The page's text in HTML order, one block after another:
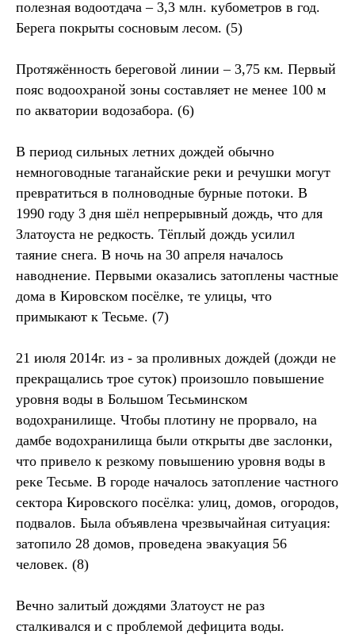
полезная водоотдача – 3,3 млн. кубометров в год.
Берега покрыты сосновым лесом. (5)
Протяжённость береговой линии – 3,75 км. Первый
пояс водоохраной зоны составляет не менее 100 м
по акватории водозабора. (6)
В период сильных летних дождей обычно
немноговодные таганайские реки и речушки могут
превратиться в полноводные бурные потоки. В
1990 году 3 дня шёл непрерывный дождь, что для
Златоуста не редкость. Тёплый дождь усилил
таяние снега. В ночь на 30 апреля началось
наводнение. Первыми оказались затоплены частные
дома в Кировском посёлке, те улицы, что
примыкают к Тесьме. (7)
21 июля 2014г. из - за проливных дождей (дожди не
прекращались трое суток) произошло повышение
уровня воды в Большом Тесьминском
водохранилище. Чтобы плотину не прорвало, на
дамбе водохранилища были открыты две заслонки,
что привело к резкому повышению уровня воды в
реке Тесьме. В городе началось затопление частного
сектора Кировского посёлка: улиц, домов, огородов,
подвалов. Была объявлена чрезвычайная ситуация:
затопило 28 домов, проведена эвакуация 56
человек. (8)
Вечно залитый дождями Златоуст не раз
сталкивался и с проблемой дефицита воды.